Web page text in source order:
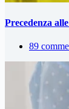
Precedenza
89